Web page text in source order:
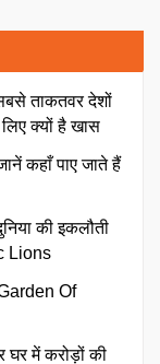
ताकतवर देशों
क्यों है खास
कहाँ पाए जाते हैं
की इकलौती
Lions
Of
घर में करोड़ों की